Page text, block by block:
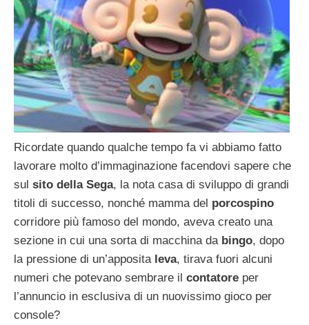
Ricordate quando qualche tempo fa vi abbiamo fatto
lavorare molto d’immaginazione facendovi sapere che
sul sito della Sega, la nota casa di sviluppo di grandi
titoli di successo, nonché mamma del porcospino
corridore più famoso del mondo, aveva creato una
sezione in cui una sorta di macchina da bingo, dopo
la pressione di un’apposita leva, tirava fuori alcuni
numeri che potevano sembrare il contatore per
l’annuncio in esclusiva di un nuovissimo gioco per
console?